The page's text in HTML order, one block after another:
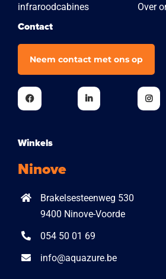
infraroodcabines Over
Contact
Neem contact met ons op
Winkels
Ninove
Brakelsesteenweg 530
9400 Ninove-Voorde
054 50 01 69
info@aquazure.be